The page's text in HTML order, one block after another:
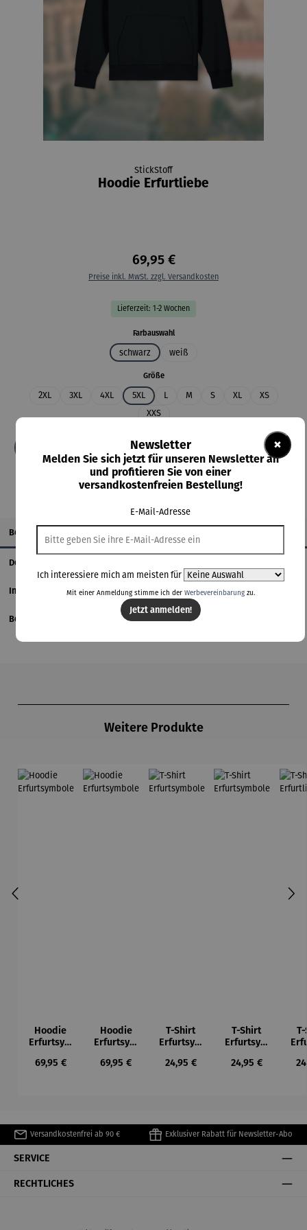
StickStoff
Hoodie Erfurtliebe
69,95 €
Preise inkl. MwSt. zzgl. Versandkosten
Lieferzeit: 1-2 Wochen
Farbauswahlauswählen
schwarz weiß
Größeauswählen
2XL 3XL 4XL 5XL L M S XL
XS
XXS
In den Warenkorb
Beschreibung
Details
Informationen zum Hersteller
Bewertungen
Weitere Produkte
Hoodie
Erfurtsym
Regulärer Preis:
69,95 €
Hoodie
Erfurtsym
Regulärer Preis:
69,95 €
T-Shirt
Erfurtsym
Regulärer Preis:
24,95 €
T-Shirt
Erfurtsym
Regulärer Preis:
24,95 €
Versandkostenfrei ab 90 € Exklusiver Rabatt für Newsletter-Abo
SERVICE
RECHTLICHES
×
Newsletter
Melden Sie sich jetzt für unseren Newsletter an
und profitieren Sie von einer
versandkostenfreien Bestellung!
E-Mail-Adresse
Ich interessiere mich am meisten für
Mit einer Anmeldung stimme ich der Werbevereinbarungzu.
Jetzt anmelden!